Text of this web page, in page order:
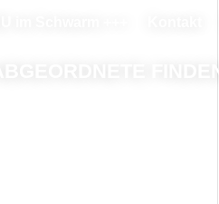
ABGEORDNETE FINDEN